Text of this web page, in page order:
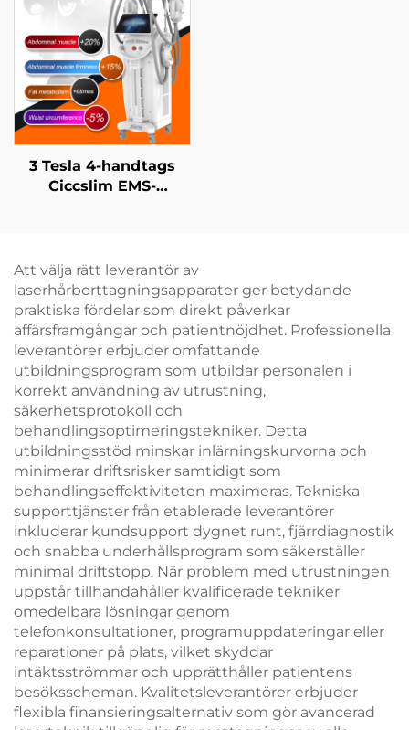
1060 nm för
kroppsformning och
avsmalning
3 Tesla 4-handtags
Ciccslim EMS-
muskelstimulering
Att välja rätt leverantör av
laserhårborttagningsapparater ger betydande
praktiska fördelar som direkt påverkar
affärsframgångar och patientnöjdhet. Professionella
leverantörer erbjuder omfattande
utbildningsprogram som utbildar personalen i
korrekt användning av utrustning,
säkerhetsprotokoll och
behandlingsoptimeringstekniker. Detta
utbildningsstöd minskar inlärningskurvorna och
minimerar driftsrisker samtidigt som
behandlingseffektiviteten maximeras. Tekniska
supporttjänster från etablerade leverantörer
inkluderar kundsupport dygnet runt, fjärrdiagnostik
och snabba underhållsprogram som säkerställer
minimal driftstopp. När problem med utrustningen
uppstår tillhandahåller kvalificerade tekniker
omedelbara lösningar genom
telefonkonsultationer, programuppdateringar eller
reparationer på plats, vilket skyddar
intäktsströmmar och upprätthåller patientens
besöksscheman. Kvalitetsleverantörer erbjuder
flexibla finansieringsalternativ som gör avancerad